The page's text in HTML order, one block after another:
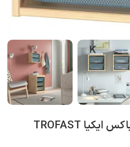
شلف دیواری همراه باکس ایکیا TROFAST